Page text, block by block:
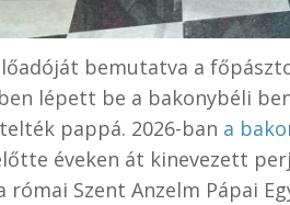
bemutatva a
lépett be a bakonybéli
pappá. 2026-ban a
éveken át kinevezett
római Szent Anzelm Pápai